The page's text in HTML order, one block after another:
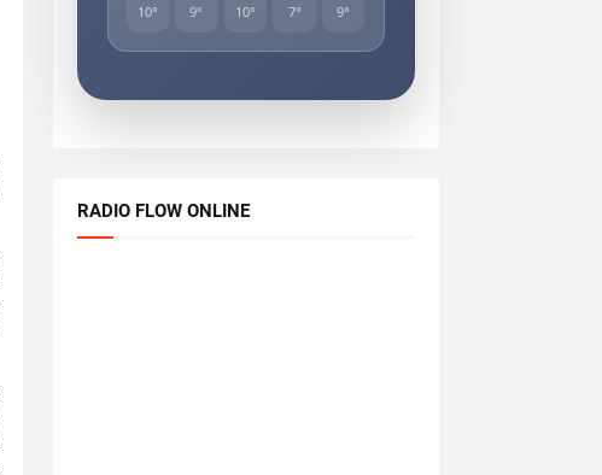
10° 9° 10° 7° 9°
RADIO FLOW ONLINE